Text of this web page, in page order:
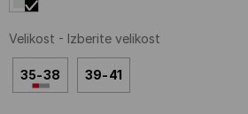
Velikost - Izberite velikost
35-38 39-41